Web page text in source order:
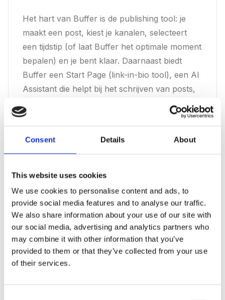
Consent Details About
This website uses cookies
We use cookies to personalise content and ads, to
provide social media features and to analyse our traffic.
We also share information about your use of our site with
our social media, advertising and analytics partners who
may combine it with other information that you’ve
provided to them or that they’ve collected from your use
of their services.
Het hart van Buffer is de publishing tool: je
maakt een post, kiest je kanalen, selecteert
een tijdstip (of laat Buffer het optimale moment
bepalen) en je bent klaar. Daarnaast biedt
Buffer een Start Page (link-in-bio tool), een AI
Assistant die helpt bij het schrijven van posts,
en een analytics dashboard dat je laat zien
welke content het beste presteert. Buffer staat
eerlijke pricing -- iets dat je terugziet in het
Belangrijkste functies
Intuitive scheduling:plan posts voor
meerdere kanalen tegelijk met een
minimale leercurve en automatische
optimale posttijden
genereren van postideeeen, het